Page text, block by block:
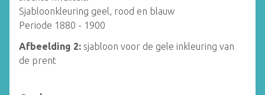
Sjabloonkleuring geel, rood en blauw
Periode 1880 - 1900
Afbeelding 2: sjabloon voor de gele inkleuring van
de prent